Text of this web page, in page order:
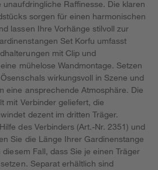
Raffinesse. Die klaren
sorgen für einen harmonischen
lassen Ihre Vorhänge stilvoll zur
Set Korfu umfasst
mit Clip und
mühelose Wandmontage. Setzen
wirkungsvoll in Szene und
eine ansprechende Atmosphäre. Die
mit Verbinder geliefert, die
dezent im dritten Träger.
des Verbinders (Art.-Nr. 2351) und
Sie die Länge Ihrer Gardinenstange
Fall, dass Sie je einen Träger
Separat erhältlich sind